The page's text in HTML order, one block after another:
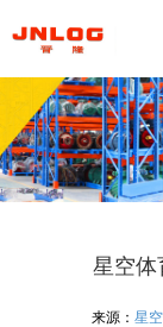
产品中心
星空体
来源： 星